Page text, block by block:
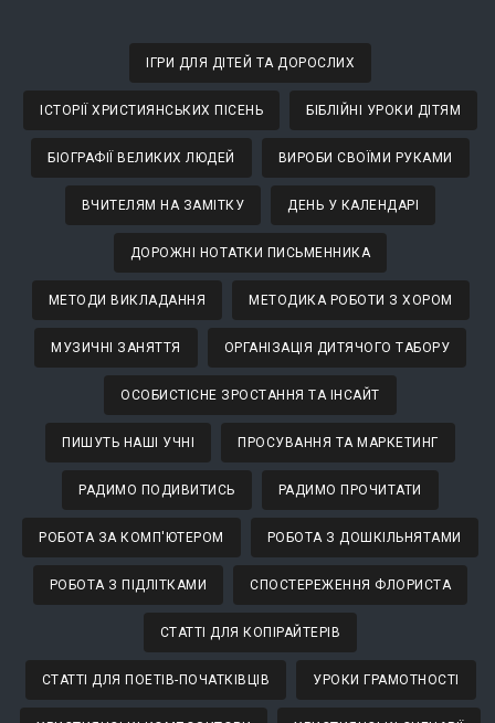
ІГРИ ДЛЯ ДІТЕЙ ТА ДОРОСЛИХ
ІСТОРІЇ ХРИСТИЯНСЬКИХ ПІСЕНЬ БІБЛІЙНІ УРОКИ ДІТЯМ
БІОГРАФІЇ ВЕЛИКИХ ЛЮДЕЙ ВИРОБИ СВОЇМИ РУКАМИ
ВЧИТЕЛЯМ НА ЗАМІТКУ ДЕНЬ У КАЛЕНДАРІ
ДОРОЖНІ НОТАТКИ ПИСЬМЕННИКА
МЕТОДИ ВИКЛАДАННЯ МЕТОДИКА РОБОТИ З ХОРОМ
МУЗИЧНІ ЗАНЯТТЯ ОРГАНІЗАЦІЯ ДИТЯЧОГО ТАБОРУ
ОСОБИСТІСНЕ ЗРОСТАННЯ ТА ІНСАЙТ
ПИШУТЬ НАШІ УЧНІ ПРОСУВАННЯ ТА МАРКЕТИНГ
РАДИМО ПОДИВИТИСЬ РАДИМО ПРОЧИТАТИ
РОБОТА ЗА КОМП'ЮТЕРОМ РОБОТА З ДОШКІЛЬНЯТАМИ
РОБОТА З ПІДЛІТКАМИ СПОСТЕРЕЖЕННЯ ФЛОРИСТА
СТАТТІ ДЛЯ КОПІРАЙТЕРІВ
СТАТТІ ДЛЯ ПОЕТІВ-ПОЧАТКІВЦІВ УРОКИ ГРАМОТНОСТІ